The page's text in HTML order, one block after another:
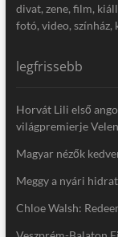
divat, zene, film,
fotó, video,
legfrissebb
Horvát Lili első
világpremierje
Magyar nézők
Meggy a nyári
Chloe Walsh: